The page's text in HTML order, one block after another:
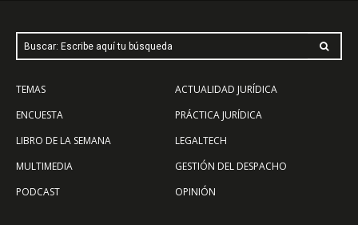
Buscar: Escribe aquí tu búsqueda
TEMAS
ENCUESTA
LIBRO DE LA SEMANA
MULTIMEDIA
PODCAST
ACTUALIDAD JURÍDICA
PRÁCTICA JURÍDICA
LEGALTECH
GESTIÓN DEL DESPACHO
OPINIÓN